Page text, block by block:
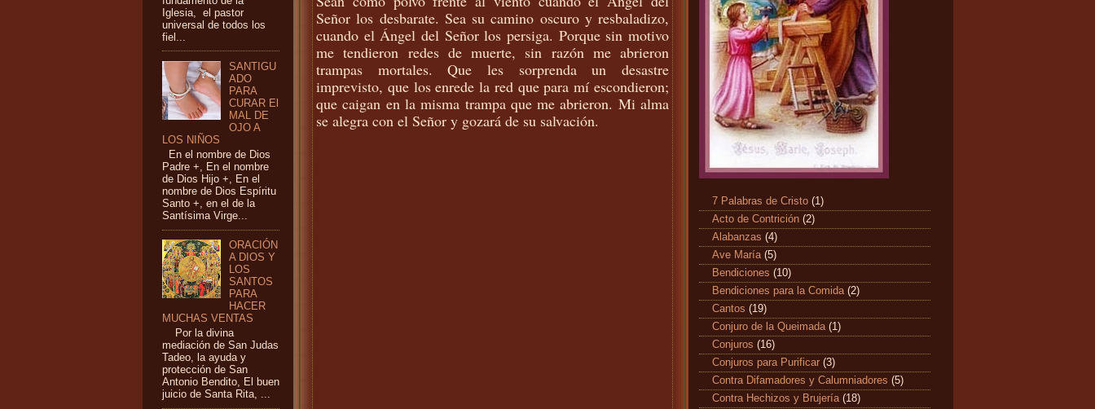
Iglesia, el pastor
universal de todos los
fiel...
SANTIGU
ADO
PARA
CURAR El
MAL DE
OJO A
LOS NIÑOS
En el nombre de Dios
Padre +, En el nombre
de Dios Hijo +, En el
nombre de Dios Espíritu
Santo +, en el de la
Santísima Virge...
ORACIÓN
A DIOS Y
LOS
SANTOS
PARA
HACER
MUCHAS VENTAS
Por la divina
mediación de San Judas
Tadeo, la ayuda y
protección de San
Antonio Bendito, El buen
juicio de Santa Rita, ...
Señor los desbarate. Sea su camino oscuro y resbaladizo,
cuando el Ángel del Señor los persiga. Porque sin motivo
me tendieron redes de muerte, sin razón me abrieron
trampas mortales. Que les sorprenda un desastre
imprevisto, que los enrede la red que para mí escondieron;
que caigan en la misma trampa que me abrieron. Mi alma
se alegra con el Señor y gozará de su salvación.
7 Palabras de Cristo (1)
Acto de Contrición (2)
Alabanzas (4)
Ave María (5)
Bendiciones (10)
Bendiciones para la Comida (2)
Cantos (19)
Conjuro de la Queimada (1)
Conjuros (16)
Conjuros para Purificar (3)
Contra Difamadores y Calumniadores (5)
Contra Hechizos y Brujería (18)